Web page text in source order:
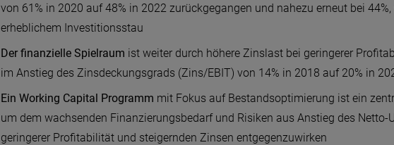
von 61% in 2020 auf 48% in 2022 zurückgegangen und nahezu erneut bei
erheblichem Investitionsstau
Der finanzielle Spielraum ist weiter durch höhere Zinslast bei geringerer
im Anstieg des Zinsdeckungsgrads (Zins/EBIT) von 14% in 2018 auf 20% in
Ein Working Capital Programm mit Fokus auf Bestandsoptimierung ist ein
um dem wachsenden Finanzierungsbedarf und Risiken aus Anstieg des Netto-
geringerer Profitabilität und steigernden Zinsen entgegenzuwirken